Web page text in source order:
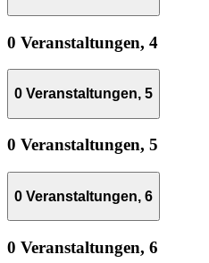
0 Veranstaltungen, 4
0 Veranstaltungen, 5
0 Veranstaltungen, 5
0 Veranstaltungen, 6
0 Veranstaltungen, 6